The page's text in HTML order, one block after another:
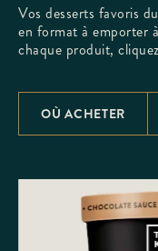
Vos desserts favoris
en format à emporter
chaque produit,
OÙ ACHETER